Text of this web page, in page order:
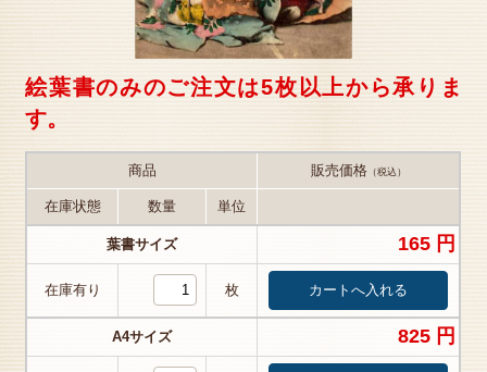
絵葉書のみのご注文は5枚以上から承りま
す。
商品 販売価格（税込）
在庫状態 数量 単位
葉書サイズ 165 円
在庫有り 枚
A4サイズ 825 円